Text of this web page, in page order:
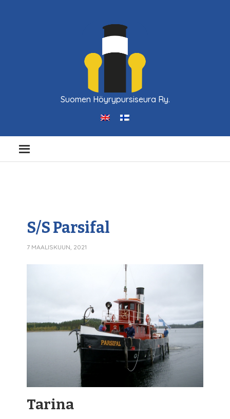
Suomen Höyrypursiseura Ry.
S/S Parsifal
7 MAALISKUUN, 2021
Tarina